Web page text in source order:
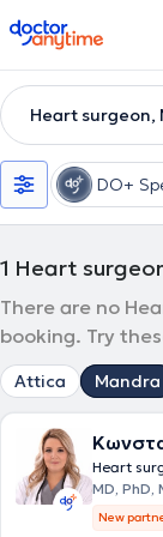
doctoranytime
Heart surgeon,
DO+
1 Heart
There are no
booking. Try
Attica Mandra
Heart
MD, PhD,
New